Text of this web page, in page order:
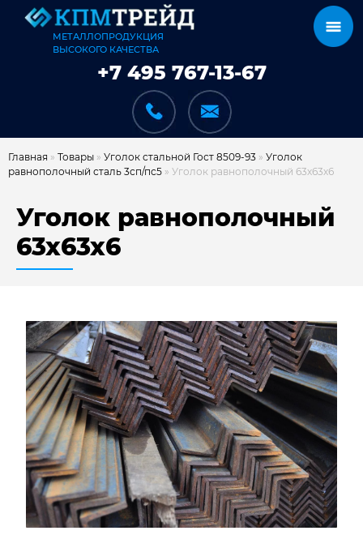
МЕТАЛЛОПРОДУКЦИЯ
ВЫСОКОГО КАЧЕСТВА
+7 495 767-13-67
КАТАЛОГ
КАК МЫ РАБОТАЕМ
ДОСТАВКА И ОПЛАТА
НАШИ ОБЪЕКТЫ
ОТЗЫВЫ
О НАС
БЛОГ
КОНТАКТЫ
Главная » Товары » Уголок стальной Гост 8509-93 » Уголок
равнополочный сталь 3сп/пс5 » Уголок равнополочный 63х63х6
Уголок равнополочный
63х63х6